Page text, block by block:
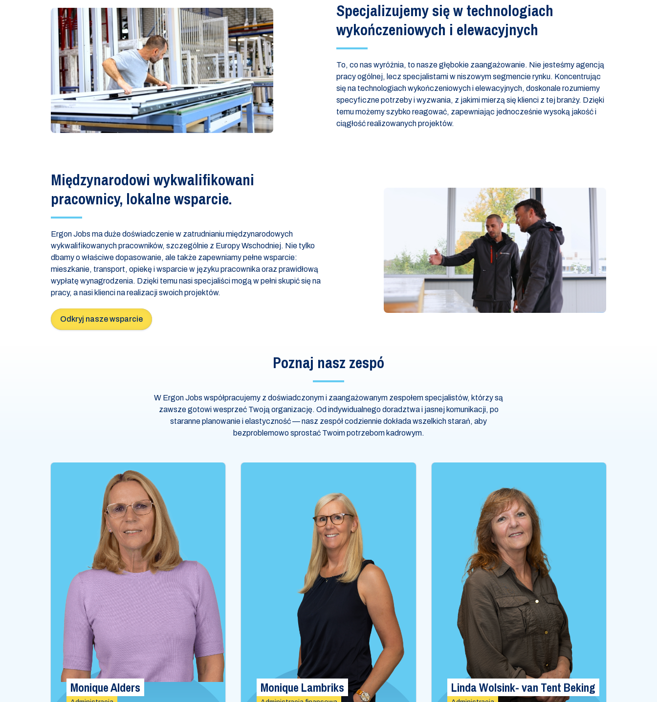
Specjalizujemy się w technologiach
wykończeniowych i elewacyjnych
To, co nas wyróżnia, to nasze głębokie zaangażowanie. Nie jesteśmy agencją
pracy ogólnej, lecz specjalistami w niszowym segmencie rynku. Koncentrując
się na technologiach wykończeniowych i elewacyjnych, doskonale rozumiemy
specyficzne potrzeby i wyzwania, z jakimi mierzą się klienci z tej branży. Dzięki
temu możemy szybko reagować, zapewniając jednocześnie wysoką jakość i
ciągłość realizowanych projektów.
Międzynarodowi wykwalifikowani
pracownicy, lokalne wsparcie.
Ergon Jobs ma duże doświadczenie w zatrudnianiu międzynarodowych
wykwalifikowanych pracowników, szczególnie z Europy Wschodniej. Nie tylko
dbamy o właściwe dopasowanie, ale także zapewniamy pełne wsparcie:
mieszkanie, transport, opiekę i wsparcie w języku pracownika oraz prawidłową
wypłatę wynagrodzenia. Dzięki temu nasi specjaliści mogą w pełni skupić się na
pracy, a nasi klienci na realizacji swoich projektów.
Odkryj nasze wsparcie
Poznaj nasz zespó
W Ergon Jobs współpracujemy z doświadczonym i zaangażowanym zespołem specjalistów, którzy są
zawsze gotowi wesprzeć Twoją organizację. Od indywidualnego doradztwa i jasnej komunikacji, po
staranne planowanie i elastyczność — nasz zespół codziennie dokłada wszelkich starań, aby
bezproblemowo sprostać Twoim potrzebom kadrowym.
Monique Alders Monique Lambriks Linda Wolsink- van Tent Beking